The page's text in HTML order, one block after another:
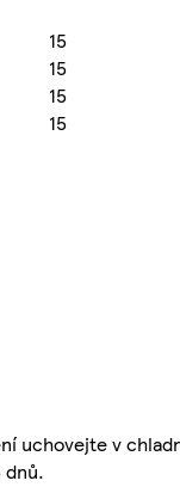
15
15
15
15
uchovejte v
dnů.